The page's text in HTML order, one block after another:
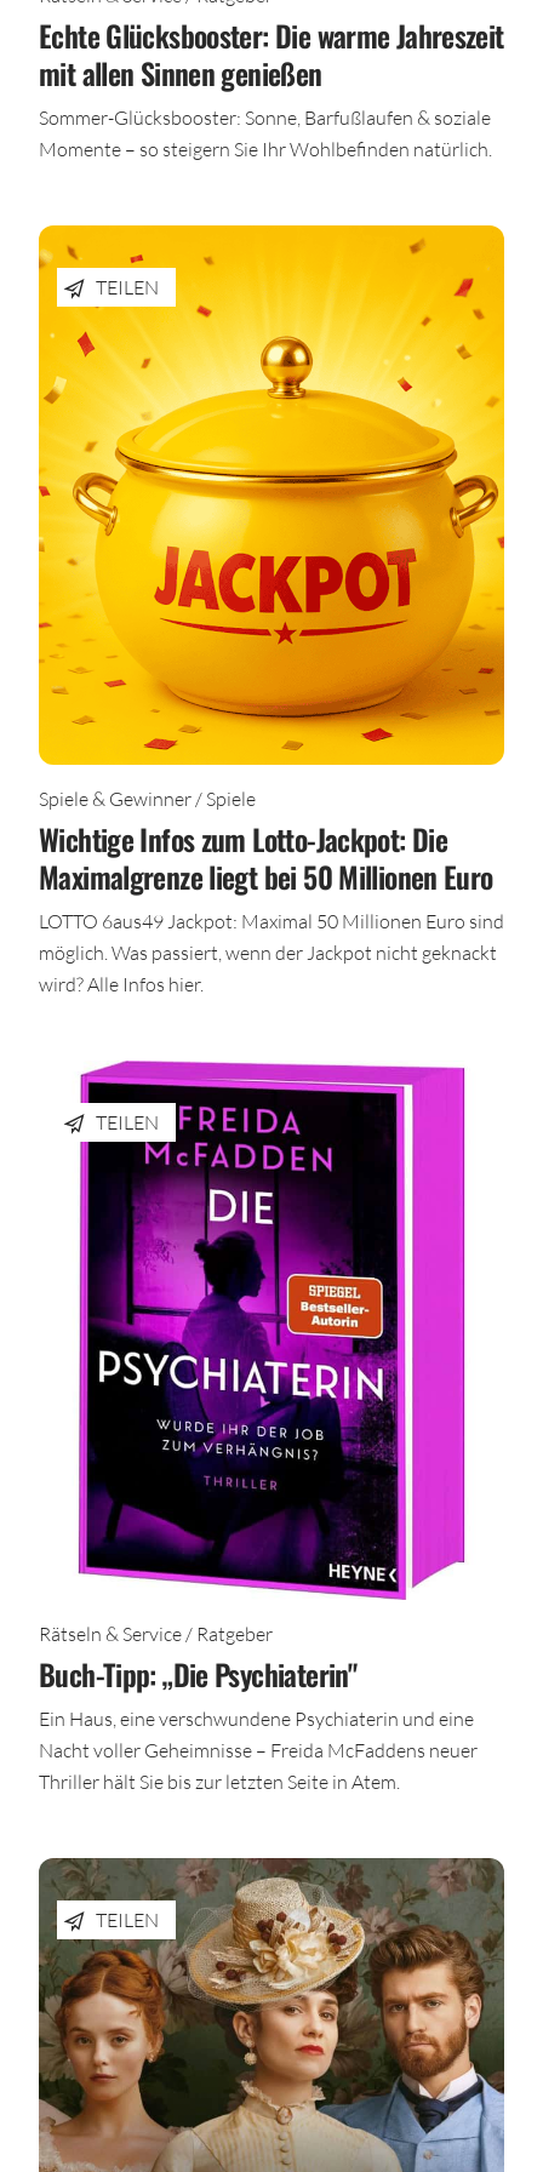
Echte Glücksbooster: Die warme Jahreszeit
mit allen Sinnen genießen
Sommer-Glücksbooster: Sonne, Barfußlaufen & soziale
Momente – so steigern Sie Ihr Wohlbefinden natürlich.
TEILEN
Spiele & Gewinner / Spiele
Wichtige Infos zum Lotto-Jackpot: Die
Maximalgrenze liegt bei 50 Millionen Euro
LOTTO 6aus49 Jackpot: Maximal 50 Millionen Euro sind
möglich. Was passiert, wenn der Jackpot nicht geknackt
wird? Alle Infos hier.
TEILEN
Rätseln & Service / Ratgeber
Buch-Tipp: „Die Psychiaterin"
Ein Haus, eine verschwundene Psychiaterin und eine
Nacht voller Geheimnisse – Freida McFaddens neuer
Thriller hält Sie bis zur letzten Seite in Atem.
TEILEN